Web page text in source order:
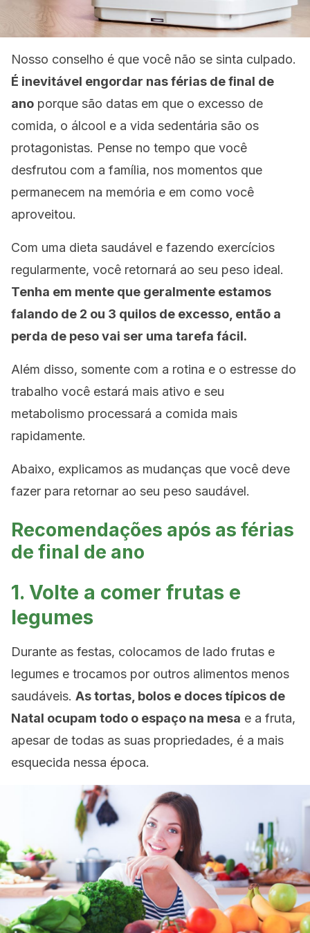
Nosso conselho é que você não se sinta culpado.
É inevitável engordar nas férias de final de
ano porque são datas em que o excesso de
comida, o álcool e a vida sedentária são os
protagonistas. Pense no tempo que você
desfrutou com a família, nos momentos que
permanecem na memória e em como você
aproveitou.
Com uma dieta saudável e fazendo exercícios
regularmente, você retornará ao seu peso ideal.
Tenha em mente que geralmente estamos
falando de 2 ou 3 quilos de excesso, então a
perda de peso vai ser uma tarefa fácil.
Além disso, somente com a rotina e o estresse do
trabalho você estará mais ativo e seu
metabolismo processará a comida mais
rapidamente.
Abaixo, explicamos as mudanças que você deve
fazer para retornar ao seu peso saudável.
Recomendações após as férias
de final de ano
1. Volte a comer frutas e
legumes
Durante as festas, colocamos de lado frutas e
legumes e trocamos por outros alimentos menos
saudáveis. As tortas, bolos e doces típicos de
Natal ocupam todo o espaço na mesa e a fruta,
apesar de todas as suas propriedades, é a mais
esquecida nessa época.